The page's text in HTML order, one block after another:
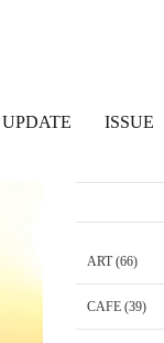
ISSUE
ART(66)
CAFE(39)